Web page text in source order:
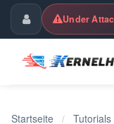
Kundencenter
Under
Startseite / Tutorials